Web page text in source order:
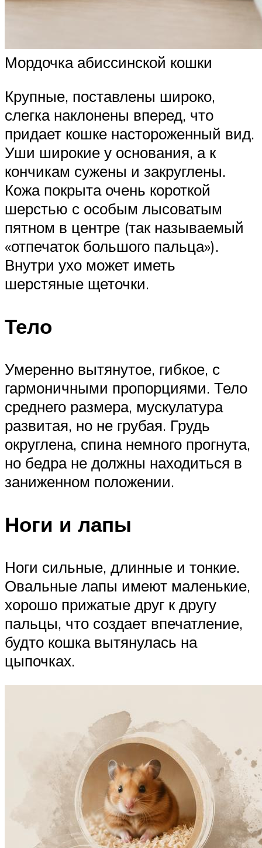
Мордочка абиссинской кошки
Крупные, поставлены широко,
слегка наклонены вперед, что
придает кошке настороженный вид.
Уши широкие у основания, а к
кончикам сужены и закруглены.
Кожа покрыта очень короткой
шерстью с особым лысоватым
пятном в центре (так называемый
«отпечаток большого пальца»).
Внутри ухо может иметь
шерстяные щеточки.
Тело
Умеренно вытянутое, гибкое, с
гармоничными пропорциями. Тело
среднего размера, мускулатура
развитая, но не грубая. Грудь
округлена, спина немного прогнута,
но бедра не должны находиться в
заниженном положении.
Ноги и лапы
Ноги сильные, длинные и тонкие.
Овальные лапы имеют маленькие,
хорошо прижатые друг к другу
пальцы, что создает впечатление,
будто кошка вытянулась на
цыпочках.